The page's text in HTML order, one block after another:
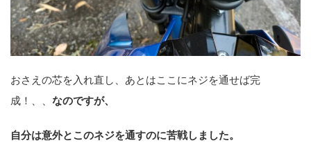
おさえの芯を入れ直し、あとはここにネジを通せば完
成！、、 なのですが、
自分は意外とこのネジを通すのに苦戦しました。